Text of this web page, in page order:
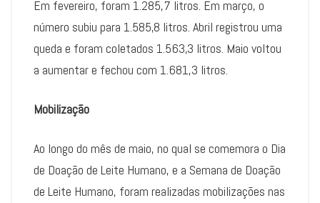
Em fevereiro, foram 1.285,7 litros. Em março, o
número subiu para 1.585,8 litros. Abril registrou uma
queda e foram coletados 1.563,3 litros. Maio voltou
a aumentar e fechou com 1.681,3 litros.
Mobilização
Ao longo do mês de maio, no qual se comemora o Dia
de Doação de Leite Humano, e a Semana de Doação
de Leite Humano, foram realizadas mobilizações nas